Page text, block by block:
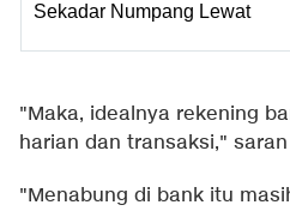
Sekadar Numpang Lewat
"Maka, idealnya rekening
harian dan transaksi,"
"Menabung di bank itu